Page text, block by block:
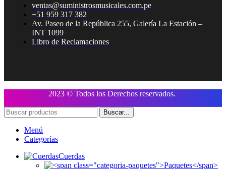
ventas@suministrosmusicales.com.pe
+51 959 317 382
Av. Paseo de la República 255, Galería La Estación –
INT 1099
Libro de Reclamaciones
2023 © Todos los Derechos reservados.
Buscar...
Menú
Categorías
Cuerdas